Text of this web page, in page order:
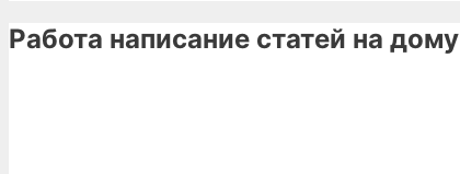
Работа написание статей на дому